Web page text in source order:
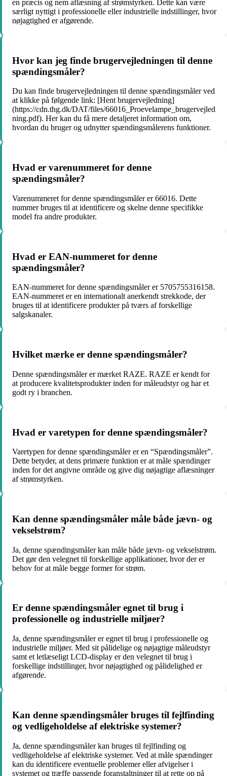
en præcis og nem aflæsning af strømstyrken. Dette kan være
særligt nyttigt i professionelle eller industrielle indstillinger, hvor
nøjagtighed er afgørende.
Hvor kan jeg finde brugervejledningen til denne
spændingsmåler?
Du kan finde brugervejledningen til denne spændingsmåler ved
at klikke på følgende link: [Hent brugervejledning]
(https://cdn.thg.dk/DAT/files/66016_Proevelampe_brugervejled
ning.pdf). Her kan du få mere detaljeret information om,
hvordan du bruger og udnytter spændingsmålerens funktioner.
Hvad er varenummeret for denne
spændingsmåler?
Varenummeret for denne spændingsmåler er 66016. Dette
nummer bruges til at identificere og skelne denne specifikke
model fra andre produkter.
Hvad er EAN-nummeret for denne
spændingsmåler?
EAN-nummeret for denne spændingsmåler er 5705755316158.
EAN-nummeret er en internationalt anerkendt strekkode, der
bruges til at identificere produkter på tværs af forskellige
salgskanaler.
Hvilket mærke er denne spændingsmåler?
Denne spændingsmåler er mærket RAZE. RAZE er kendt for
at producere kvalitetsprodukter inden for måleudstyr og har et
godt ry i branchen.
Hvad er varetypen for denne spændingsmåler?
Varetypen for denne spændingsmåler er en “Spændingsmåler”.
Dette betyder, at dens primære funktion er at måle spændinger
inden for det angivne område og give dig nøjagtige aflæsninger
af strømstyrken.
Kan denne spændingsmåler måle både jævn- og
vekselstrøm?
Ja, denne spændingsmåler kan måle både jævn- og vekselstrøm.
Det gør den velegnet til forskellige applikationer, hvor der er
behov for at måle begge former for strøm.
Er denne spændingsmåler egnet til brug i
professionelle og industrielle miljøer?
Ja, denne spændingsmåler er egnet til brug i professionelle og
industrielle miljøer. Med sit pålidelige og nøjagtige måleudstyr
samt et letlæseligt LCD-display er den velegnet til brug i
forskellige indstillinger, hvor nøjagtighed og pålidelighed er
afgørende.
Kan denne spændingsmåler bruges til fejlfinding
og vedligeholdelse af elektriske systemer?
Ja, denne spændingsmåler kan bruges til fejlfinding og
vedligeholdelse af elektriske systemer. Ved at måle spændinger
kan du identificere eventuelle problemer eller afvigelser i
systemet og træffe passende foranstaltninger til at rette op på